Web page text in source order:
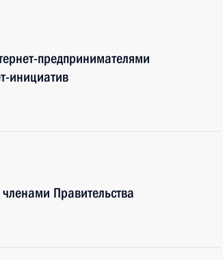
предпринимателями
инициатив
Правительства